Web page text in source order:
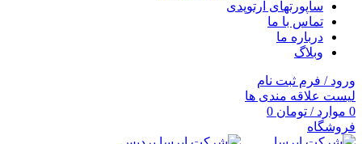
ساپورتهای ارتوپدی
تماس با ما
درباره ما
وبلاگ
ورود / فرم ثبت نام
لیست علاقه مندی ها
0 موارد / تومان
فروشگاه